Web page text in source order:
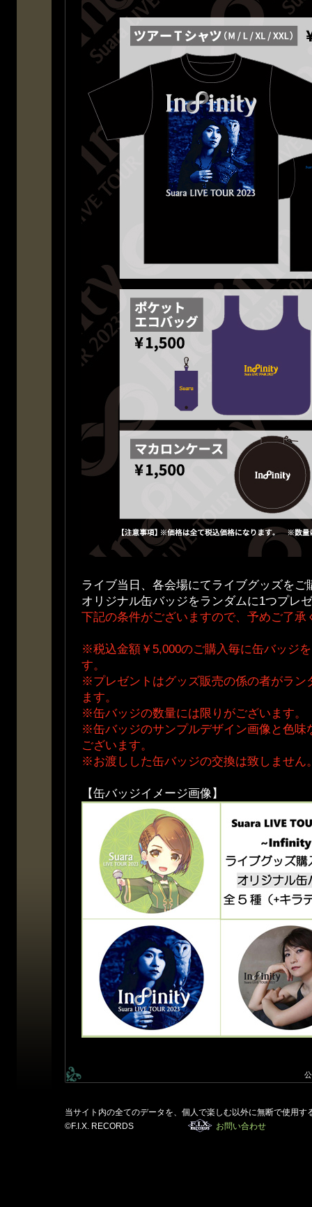
ライブ当日、各会場にてライブグッズをご
オリジナル缶バッジをランダムに1つプレ
下記の条件がございますので、予めご了承
※税込金額￥5,000のご購入毎に缶バッジ
す。
※プレゼントはグッズ販売の係の者がラン
ます。
※缶バッジの数量には限りがございます。
※缶バッジのサンプルデザイン画像と色味
ございます。
※お渡しした缶バッジの交換は致しません
【缶バッジイメージ画像】
当サイト内の全てのデータを、個人で楽しむ以外に無断で使用す
©F.I.X. RECORDS
お問い合わせ